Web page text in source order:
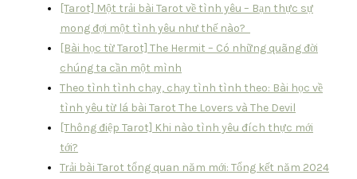
[Tarot] Một trải bài Tarot về tình yêu – Bạn thực sự
mong đợi một tình yêu như thế nào?
[Bài học từ Tarot] The Hermit – Có những quãng đời
chúng ta cần một mình
Theo tình tình chạy, chạy tình tình theo: Bài học về
tình yêu từ lá bài Tarot The Lovers và The Devil
[Thông điệp Tarot] Khi nào tình yêu đích thực mới
tới?
Trải bài Tarot tổng quan năm mới: Tổng kết năm 2024